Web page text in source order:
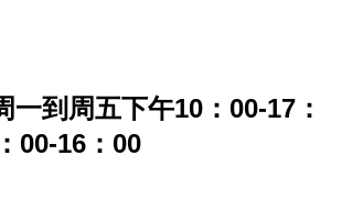
一到周五下午10：00-17：
00-16：00